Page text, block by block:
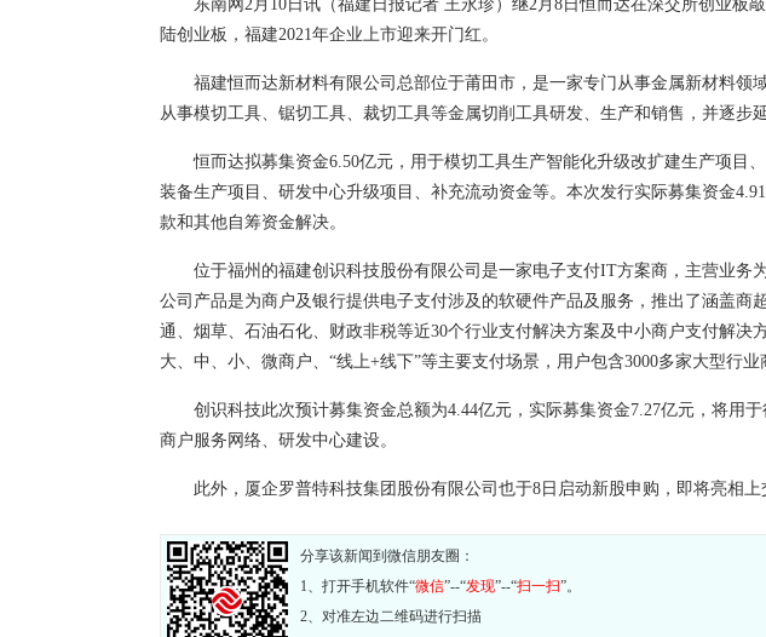
东南网2月10日讯（福建日报记者 王永珍）继2月8日恒而达在深交所创业板
陆创业板，福建2021年企业上市迎来开门红。
福建恒而达新材料有限公司总部位于莆田市，是一家专门从事金属新材料领
从事模切工具、锯切工具、裁切工具等金属切削工具研发、生产和销售，并逐步
恒而达拟募集资金6.50亿元，用于模切工具生产智能化升级改扩建生产项目
装备生产项目、研发中心升级项目、补充流动资金等。本次发行实际募集资金
款和其他自筹资金解决。
位于福州的福建创识科技股份有限公司是一家电子支付IT方案商，主营业务
公司产品是为商户及银行提供电子支付涉及的软硬件产品及服务，推出了涵盖商
通、烟草、石油石化、财政非税等近30个行业支付解决方案及中小商户支付解决
大、中、小、微商户、“线上+线下”等主要支付场景，用户包含3000多家大型行业
创识科技此次预计募集资金总额为4.44亿元，实际募集资金7.27亿元，将用于
商户服务网络、研发中心建设。
此外，厦企罗普特科技集团股份有限公司也于8日启动新股申购，即将亮相上
分享该新闻到微信朋友圈：
1、打开手机软件“微信”--“发现”--“扫一扫”。
2、对准左边二维码进行扫描